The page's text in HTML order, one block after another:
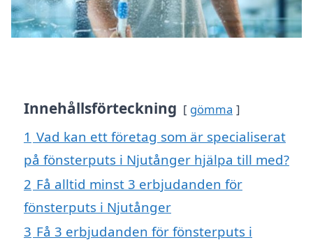
Innehållsförteckning gömma
1 Vad kan ett företag som är specialiserat
på fönsterputs i Njutånger hjälpa till med?
2 Få alltid minst 3 erbjudanden för
fönsterputs i Njutånger
3 Få 3 erbjudanden för fönsterputs i